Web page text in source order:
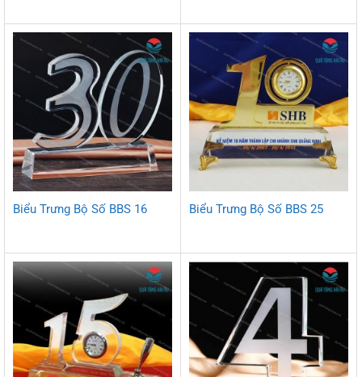
Biểu Trưng Bộ Số BBS 16 Biểu Trưng Bộ Số BBS 25